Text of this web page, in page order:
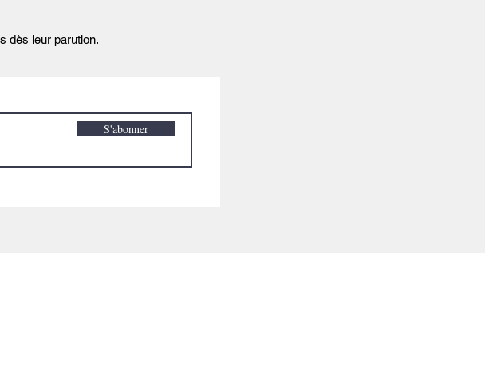
dès leur parution.
S'abonner